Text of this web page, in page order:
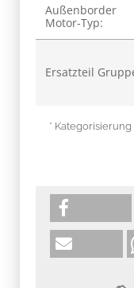
Wert
Außenborder
Motor-Typ:
Ersatzteil
*